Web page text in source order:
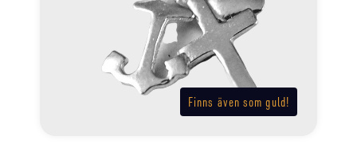
Finns även som guld!